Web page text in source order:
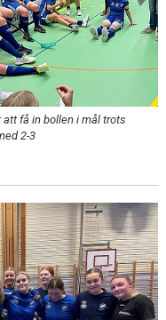
få in bollen i mål trots
2-3